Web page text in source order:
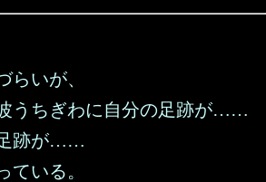
らいが、
うちぎわに自分の足跡が……
跡が……
ている。